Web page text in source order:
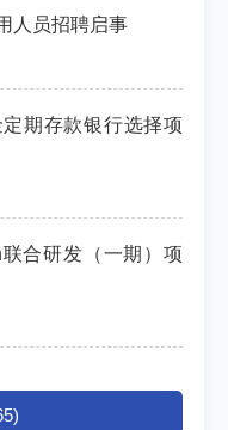
人员招聘启事
期存款银行选择项
合研发（一期）项